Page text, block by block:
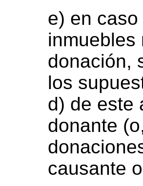
e) en
inmuebles
donación,
los
d) de este
donante
causante